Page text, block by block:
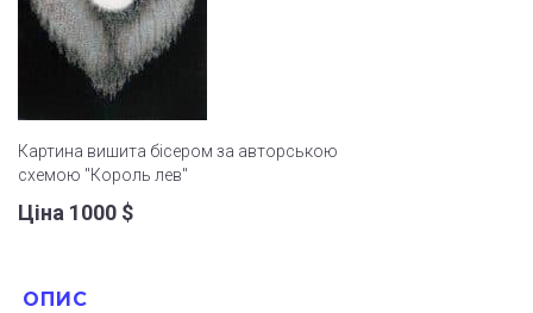
ОПИС
Картина вишита бісером за авторською
схемою "Король лев"
Ціна 1000 $